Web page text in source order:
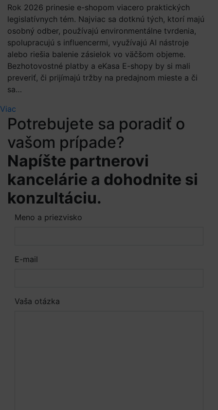
Rok 2026 prinesie e-shopom viacero praktických
legislatívnych tém. Najviac sa dotknú tých, ktorí majú
osobný odber, používajú environmentálne tvrdenia,
spolupracujú s influencermi, využívajú AI nástroje
alebo riešia balenie zásielok vo väčšom objeme.
Bezhotovostné platby a eKasa E-shopy by si mali
preveriť, či prijímajú tržby na predajnom mieste a či
sa…
Viac
Potrebujete sa poradiť o
vašom prípade?
Napíšte partnerovi
kancelárie a dohodnite si
konzultáciu.
Meno a priezvisko
E-mail
Vaša otázka